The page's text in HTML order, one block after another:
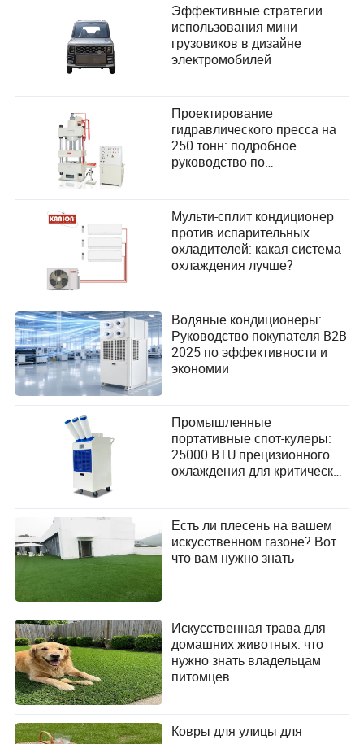
Эффективные стратегии
использования мини-
грузовиков в дизайне
электромобилей
Проектирование
гидравлического пресса на
250 тонн: подробное
руководство по
потребностей пользователей
и повышению
производительности
Мульти-сплит кондиционер
против испарительных
охладителей: какая система
охлаждения лучше?
Водяные кондиционеры:
Руководство покупателя B2B
2025 по эффективности и
экономии
Промышленные
портативные спот-кулеры:
25000 BTU прецизионного
охлаждения для критически
Есть ли плесень на вашем
искусственном газоне? Вот
что вам нужно знать
Искусственная трава для
домашних животных: что
нужно знать владельцам
питомцев
Ковры для улицы для